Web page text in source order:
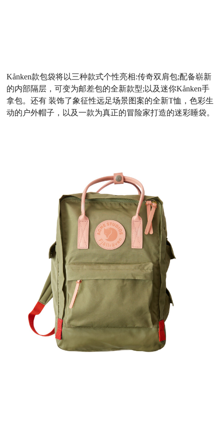
Kånken款包袋将以三种款式个性亮相:传奇双肩包;配备崭新
的内部隔层，可变为邮差包的全新款型;以及迷你Kånken手
拿包。还有 装饰了象征性远足场景图案的全新T恤，色彩生
动的户外帽子，以及一款为真正的冒险家打造的迷彩睡袋。